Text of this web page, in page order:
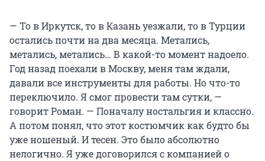
— То в Иркутск, то в Казань уезжали, то в Турции
остались почти на два месяца. Метались,
метались, метались… В какой-то момент надоело.
Год назад поехали в Москву, меня там ждали,
давали все инструменты для работы. Но что-то
переключило. Я смог провести там сутки, —
говорит Роман. — Поначалу ностальгия и классно.
А потом понял, что этот костюмчик как будто бы
уже ношеный. И тесен. Это было абсолютно
нелогично. Я уже договорился с компанией о